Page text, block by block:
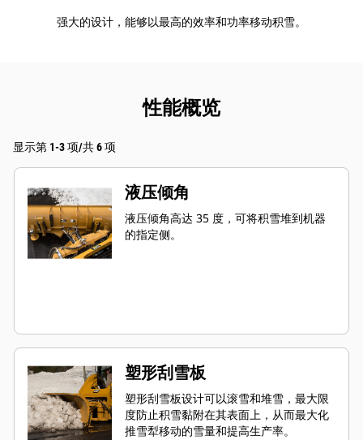
强大的设计，能够以最高的效率和功率移动积雪。
性能概览
显示第 1-3 项/共 6 项
液压倾角
液压倾角高达 35 度，可将积雪堆到机器
的指定侧。
塑形刮雪板
塑形刮雪板设计可以滚雪和堆雪，最大限
度防止积雪黏附在其表面上，从而最大化
推雪犁移动的雪量和提高生产率。